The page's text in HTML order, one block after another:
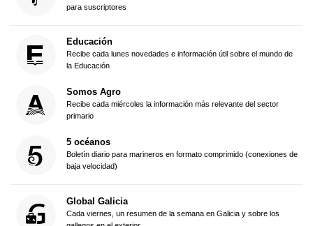
para suscriptores
Educación
Recibe cada lunes novedades e información útil sobre el mundo de
la Educación
Somos Agro
Recibe cada miércoles la información más relevante del sector
primario
5 océanos
Boletín diario para marineros en formato comprimido (conexiones de
baja velocidad)
Global Galicia
Cada viernes, un resumen de la semana en Galicia y sobre los